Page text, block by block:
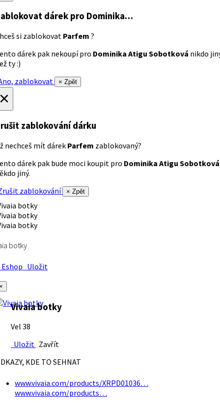
dárek pro Dominika…
si zablokovat Parfem ?
dárek pak nekoupí pro Dominika Atigu Sobotková nikdo
ty :)
zablokovat
× Zpět
zablokování dárku
nechceš mít dárek Parfem zablokovaný?
dárek pak bude moci koupit pro Dominika Atigu Sobotková
jiný.
zablokování
× Zpět
botky
Uložit
Vivaia botky
Vel 38
Uložit Zavřít
KDE TO SEHNAT
www.vivaia.com/products/XRPD01036…
www.vivaia.com/products…